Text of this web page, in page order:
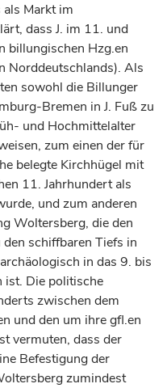
Markt im
dass J. im 11. und
billungischen Hzg.en
Norddeutschlands). Als
sowohl die Billunger
Bremen in J. Fuß zu
und Hochmittelalter
zum einen der für
belegte Kirchhügel mit
11. Jahrhundertals
und zum anderen
Woltersberg, die den
schiffbaren Tiefs in
in das 9. bis
ist. Die politische
zwischen dem
und den um ihre gfl.en
vermuten, dass der
Befestigung der
zumindest